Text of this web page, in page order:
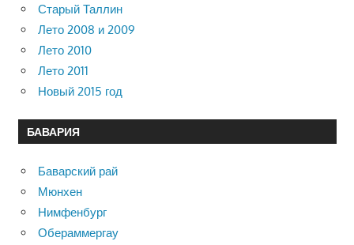
Старый Таллин
Лето 2008 и 2009
Лето 2010
Лето 2011
Новый 2015 год
БАВАРИЯ
Баварский рай
Мюнхен
Нимфенбург
Обераммергау